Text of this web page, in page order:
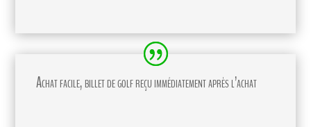
Achat facile, billet de golf reçu immédiatement après l’achat